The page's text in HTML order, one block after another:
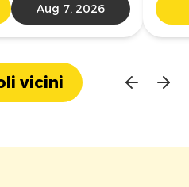
Aug 7, 2026
vicini